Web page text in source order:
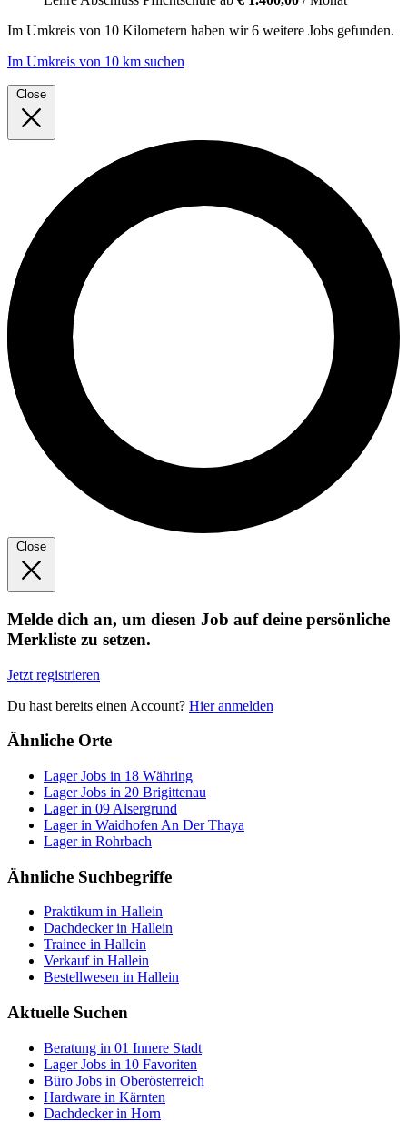
Im Umkreis von 10 Kilometern haben wir6 weitere Jobs gefunden.
Im Umkreis von 10 km suchen
Close
Close
Melde dich an, um diesen Job auf deine persönliche
Merkliste zu setzen.
Jetzt registrieren
Du hast bereits einen Account? Hier anmelden
Ähnliche Orte
Lager Jobs in 18 Währing
Lager Jobs in 20 Brigittenau
Lager in 09 Alsergrund
Lager in Waidhofen An Der Thaya
Lager in Rohrbach
Ähnliche Suchbegriffe
Praktikum in Hallein
Dachdecker in Hallein
Trainee in Hallein
Verkauf in Hallein
Bestellwesen in Hallein
Aktuelle Suchen
Beratung in 01 Innere Stadt
Lager Jobs in 10 Favoriten
Büro Jobs in Oberösterreich
Hardware in Kärnten
Dachdecker in Horn